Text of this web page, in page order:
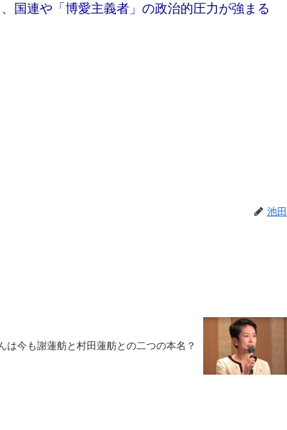
国連や「博愛主義者」の政治的圧力が強まる
池
は今も謝蓮舫と村田蓮舫との二つの本名？